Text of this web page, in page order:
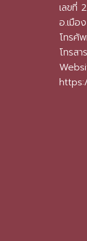
เลขที่
อ.เมือ
โทรศั
โทรส